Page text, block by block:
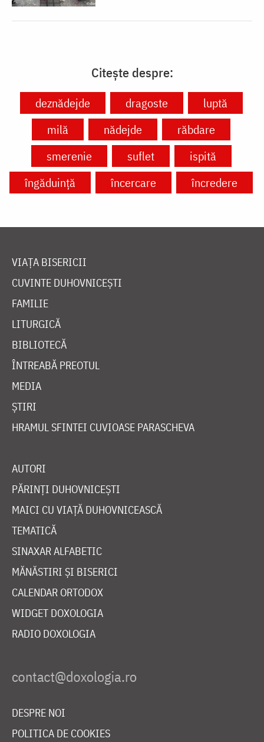
Citește despre:
deznădejde dragoste
luptă
milă
nădejde
răbdare
smerenie
suflet
ispită
îngăduință
încercare încredere
VIAȚA BISERICII
CUVINTE DUHOVNICEȘTI
FAMILIE
LITURGICĂ
BIBLIOTECĂ
ÎNTREABĂ PREOTUL
MEDIA
ȘTIRI
HRAMUL SFINTEI CUVIOASE PARASCHEVA
AUTORI
PĂRINȚI DUHOVNICEȘTI
MAICI CU VIAȚĂ DUHOVNICEASCĂ
TEMATICĂ
SINAXAR ALFABETIC
MĂNĂSTIRI ȘI BISERICI
CALENDAR ORTODOX
WIDGET DOXOLOGIA
RADIO DOXOLOGIA
DESPRE NOI
POLITICA DE COOKIES